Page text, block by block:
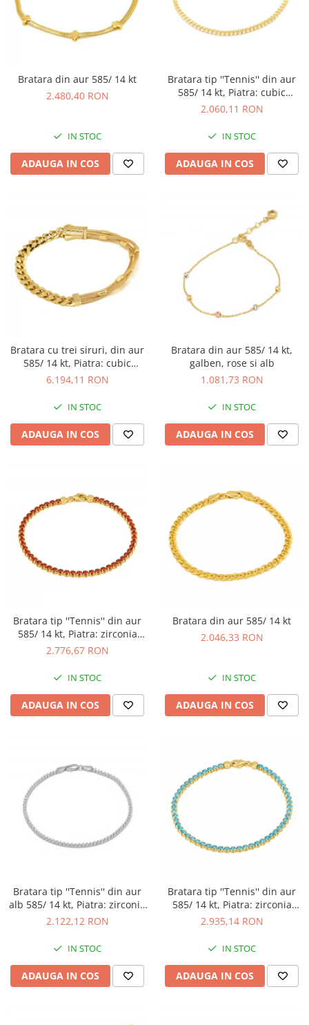
INELE
ACE DE CRAVATA
INELE
BUTONI
LANTURI TIP ROZARIU
Bratara din aur 585/ 14 kt
2.480,40 RON
IN STOC
ADAUGA IN COS
Bratara tip ''Tennis'' din aur
585/ 14 kt, Piatra: cubic
zirconia, Culoare:
2.060,11 RON
IN STOC
ADAUGA IN COS
Bratara cu trei siruri, din aur
585/ 14 kt, Piatra: cubic
zirconia, Culoare:
6.194,11 RON
IN STOC
ADAUGA IN COS
Bratara din aur 585/ 14 kt,
galben, rose si alb
1.081,73 RON
IN STOC
ADAUGA IN COS
Bratara tip ''Tennis'' din aur
585/ 14 kt, Piatra: zirconia
fatetata, Culoare: rosu
2.776,67 RON
IN STOC
ADAUGA IN COS
Bratara din aur 585/ 14 kt
2.046,33 RON
IN STOC
ADAUGA IN COS
Bratara tip ''Tennis'' din aur
alb 585/ 14 kt, Piatra: zirconia
fatetata, Culoare: transparent
2.122,12 RON
IN STOC
ADAUGA IN COS
Bratara tip ''Tennis'' din aur
585/ 14 kt, Piatra: zirconia
fatetata, Culoare: albastra
2.935,14 RON
IN STOC
ADAUGA IN COS